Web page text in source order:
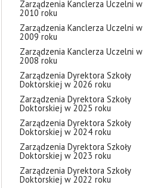
Zarządzenia Kanclerza Uczelni w
2010 roku
Zarządzenia Kanclerza Uczelni w
2009 roku
Zarządzenia Kanclerza Uczelni w
2008 roku
Zarządzenia Dyrektora Szkoły
Doktorskiej w 2026 roku
Zarządzenia Dyrektora Szkoły
Doktorskiej w 2025 roku
Zarządzenia Dyrektora Szkoły
Doktorskiej w 2024 roku
Zarządzenia Dyrektora Szkoły
Doktorskiej w 2023 roku
Zarządzenia Dyrektora Szkoły
Doktorskiej w 2022 roku